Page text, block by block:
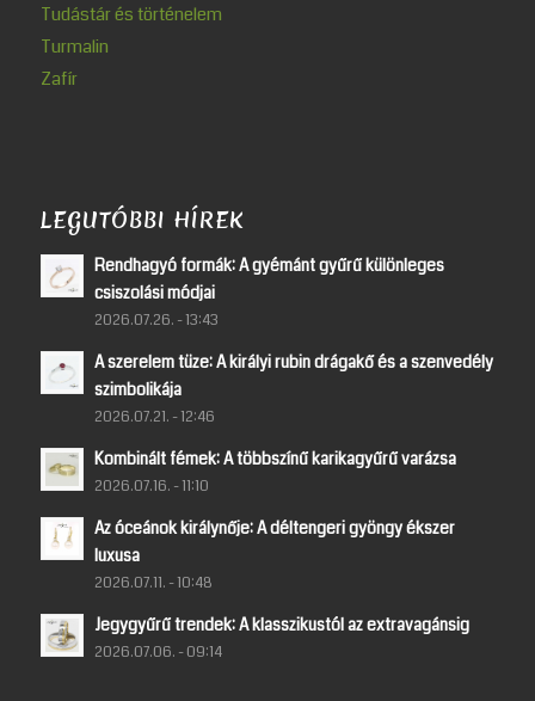
Tudástár és történelem
Turmalin
Zafír
LEGUTÓBBI HÍREK
Rendhagyó formák: A gyémánt gyűrű különleges
csiszolási módjai
2026.07.26. - 13:43
A szerelem tüze: A királyi rubin drágakő és a szenvedély
szimbolikája
2026.07.21. - 12:46
Kombinált fémek: A többszínű karikagyűrű varázsa
2026.07.16. - 11:10
Az óceánok királynője: A déltengeri gyöngy ékszer
luxusa
2026.07.11. - 10:48
Jegygyűrű trendek: A klasszikustól az extravagánsig
2026.07.06. - 09:14